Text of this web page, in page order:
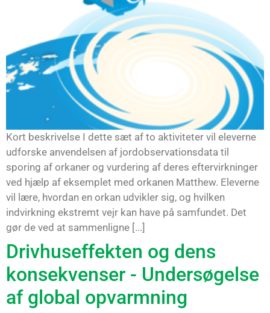
Kort beskrivelse I dette sæt af to aktiviteter vil eleverne
udforske anvendelsen af jordobservationsdata til
sporing af orkaner og vurdering af deres eftervirkninger
ved hjælp af eksemplet med orkanen Matthew. Eleverne
vil lære, hvordan en orkan udvikler sig, og hvilken
indvirkning ekstremt vejr kan have på samfundet. Det
gør de ved at sammenligne [...]
Drivhuseffekten og dens
konsekvenser - Undersøgelse
af global opvarmning